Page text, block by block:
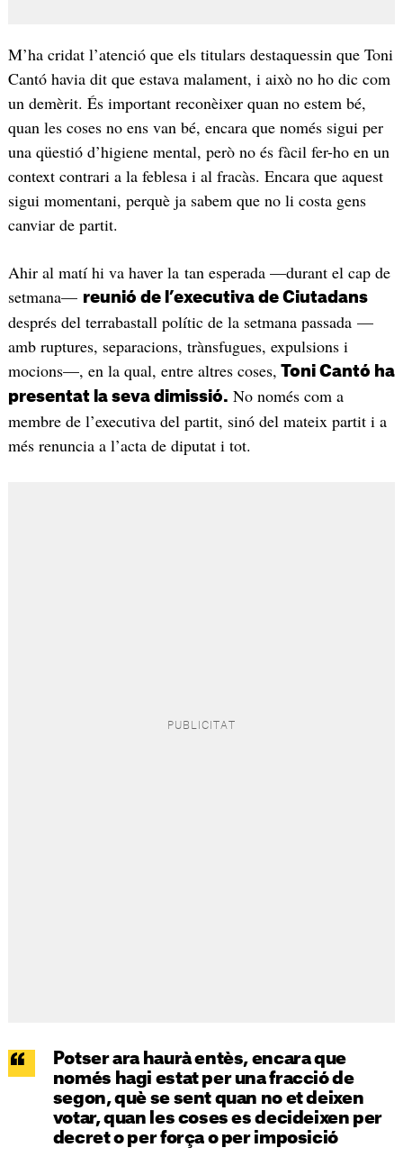
M’ha cridat l’atenció que els titulars destaquessin que Toni
Cantó havia dit que estava malament, i això no ho dic com
un demèrit. És important reconèixer quan no estem bé,
quan les coses no ens van bé, encara que només sigui per
una qüestió d’higiene mental, però no és fàcil fer-ho en un
context contrari a la feblesa i al fracàs. Encara que aquest
sigui momentani, perquè ja sabem que no li costa gens
canviar de partit.
Ahir al matí hi va haver la tan esperada —durant el cap de
setmana— reunió de l’executiva de Ciutadans
després del terrabastall polític de la setmana passada —
amb ruptures, separacions, trànsfugues, expulsions i
mocions—, en la qual, entre altres coses, Toni Cantó ha
presentat la seva dimissió. No només com a
membre de l’executiva del partit, sinó del mateix partit i a
més renuncia a l’acta de diputat i tot.
Potser ara haurà entès, encara que
només hagi estat per una fracció de
segon, què se sent quan no et deixen
votar, quan les coses es decideixen per
decret o per força o per imposició